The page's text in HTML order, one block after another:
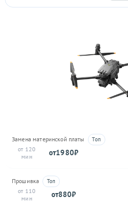
Замена материнской платы
120
1980
Прошивка
110
880